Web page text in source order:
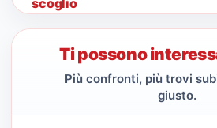
Ti possono
Più confronti, più trovi
giusto.